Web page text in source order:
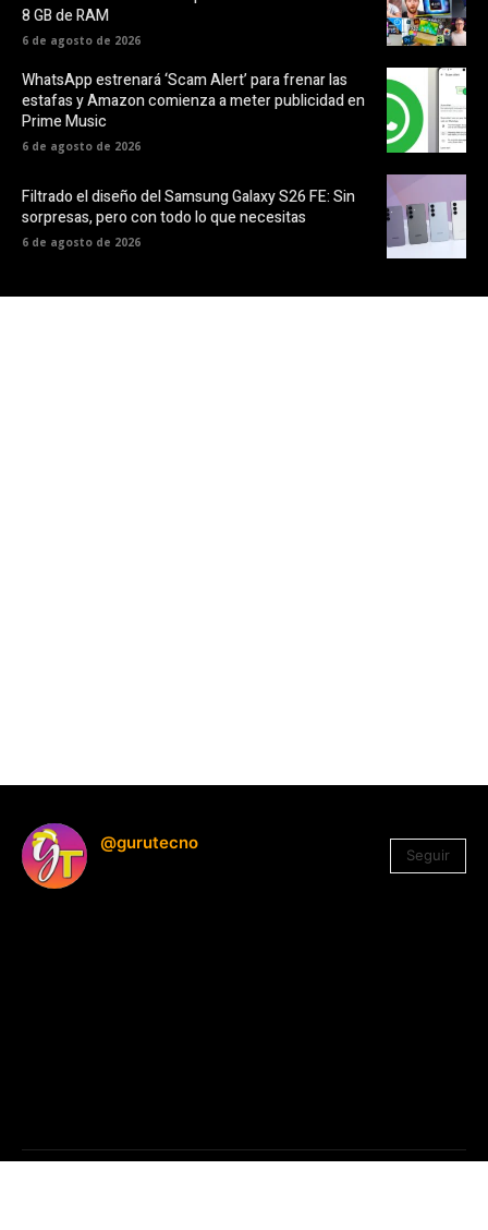
8 GB de RAM
6 de agosto de 2026
WhatsApp estrenará ‘Scam Alert’ para frenar las
estafas y Amazon comienza a meter publicidad en
Prime Music
6 de agosto de 2026
Filtrado el diseño del Samsung Galaxy S26 FE: Sin
sorpresas, pero con todo lo que necesitas
6 de agosto de 2026
@gurutecno
Seguir